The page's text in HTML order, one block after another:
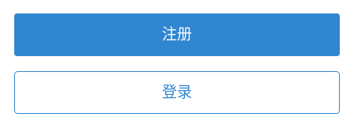
注册
登录